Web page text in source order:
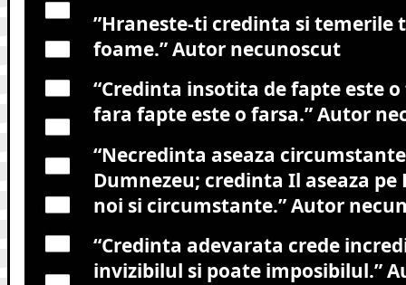
”Hraneste-ti credinta si temerile
foame.”Autor necunoscut
“Credinta insotita de fapte este
fara fapte este o farsa.”Autor
“Necredinta aseaza
Dumnezeu; credinta Il aseaza
noi si circumstante.”Autor
“Credinta adevarata crede
invizibilul si poate imposibilul.”